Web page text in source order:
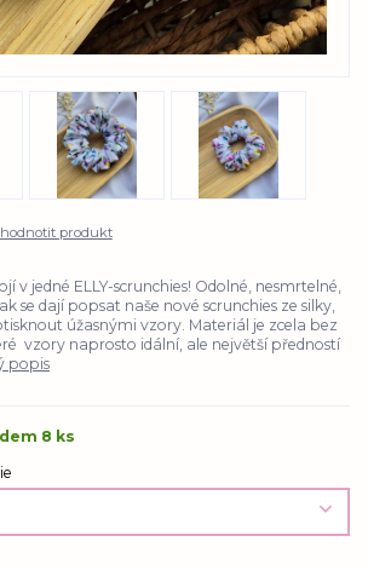
produkt
v jedné ELLY-scrunchies! Odolné, nesmrtelné,
se dají popsat naše nové scrunchies ze silky,
úžasnými vzory. Materiál je zcela bez
vzory naprosto idální, ale největší předností
popis
8 ks